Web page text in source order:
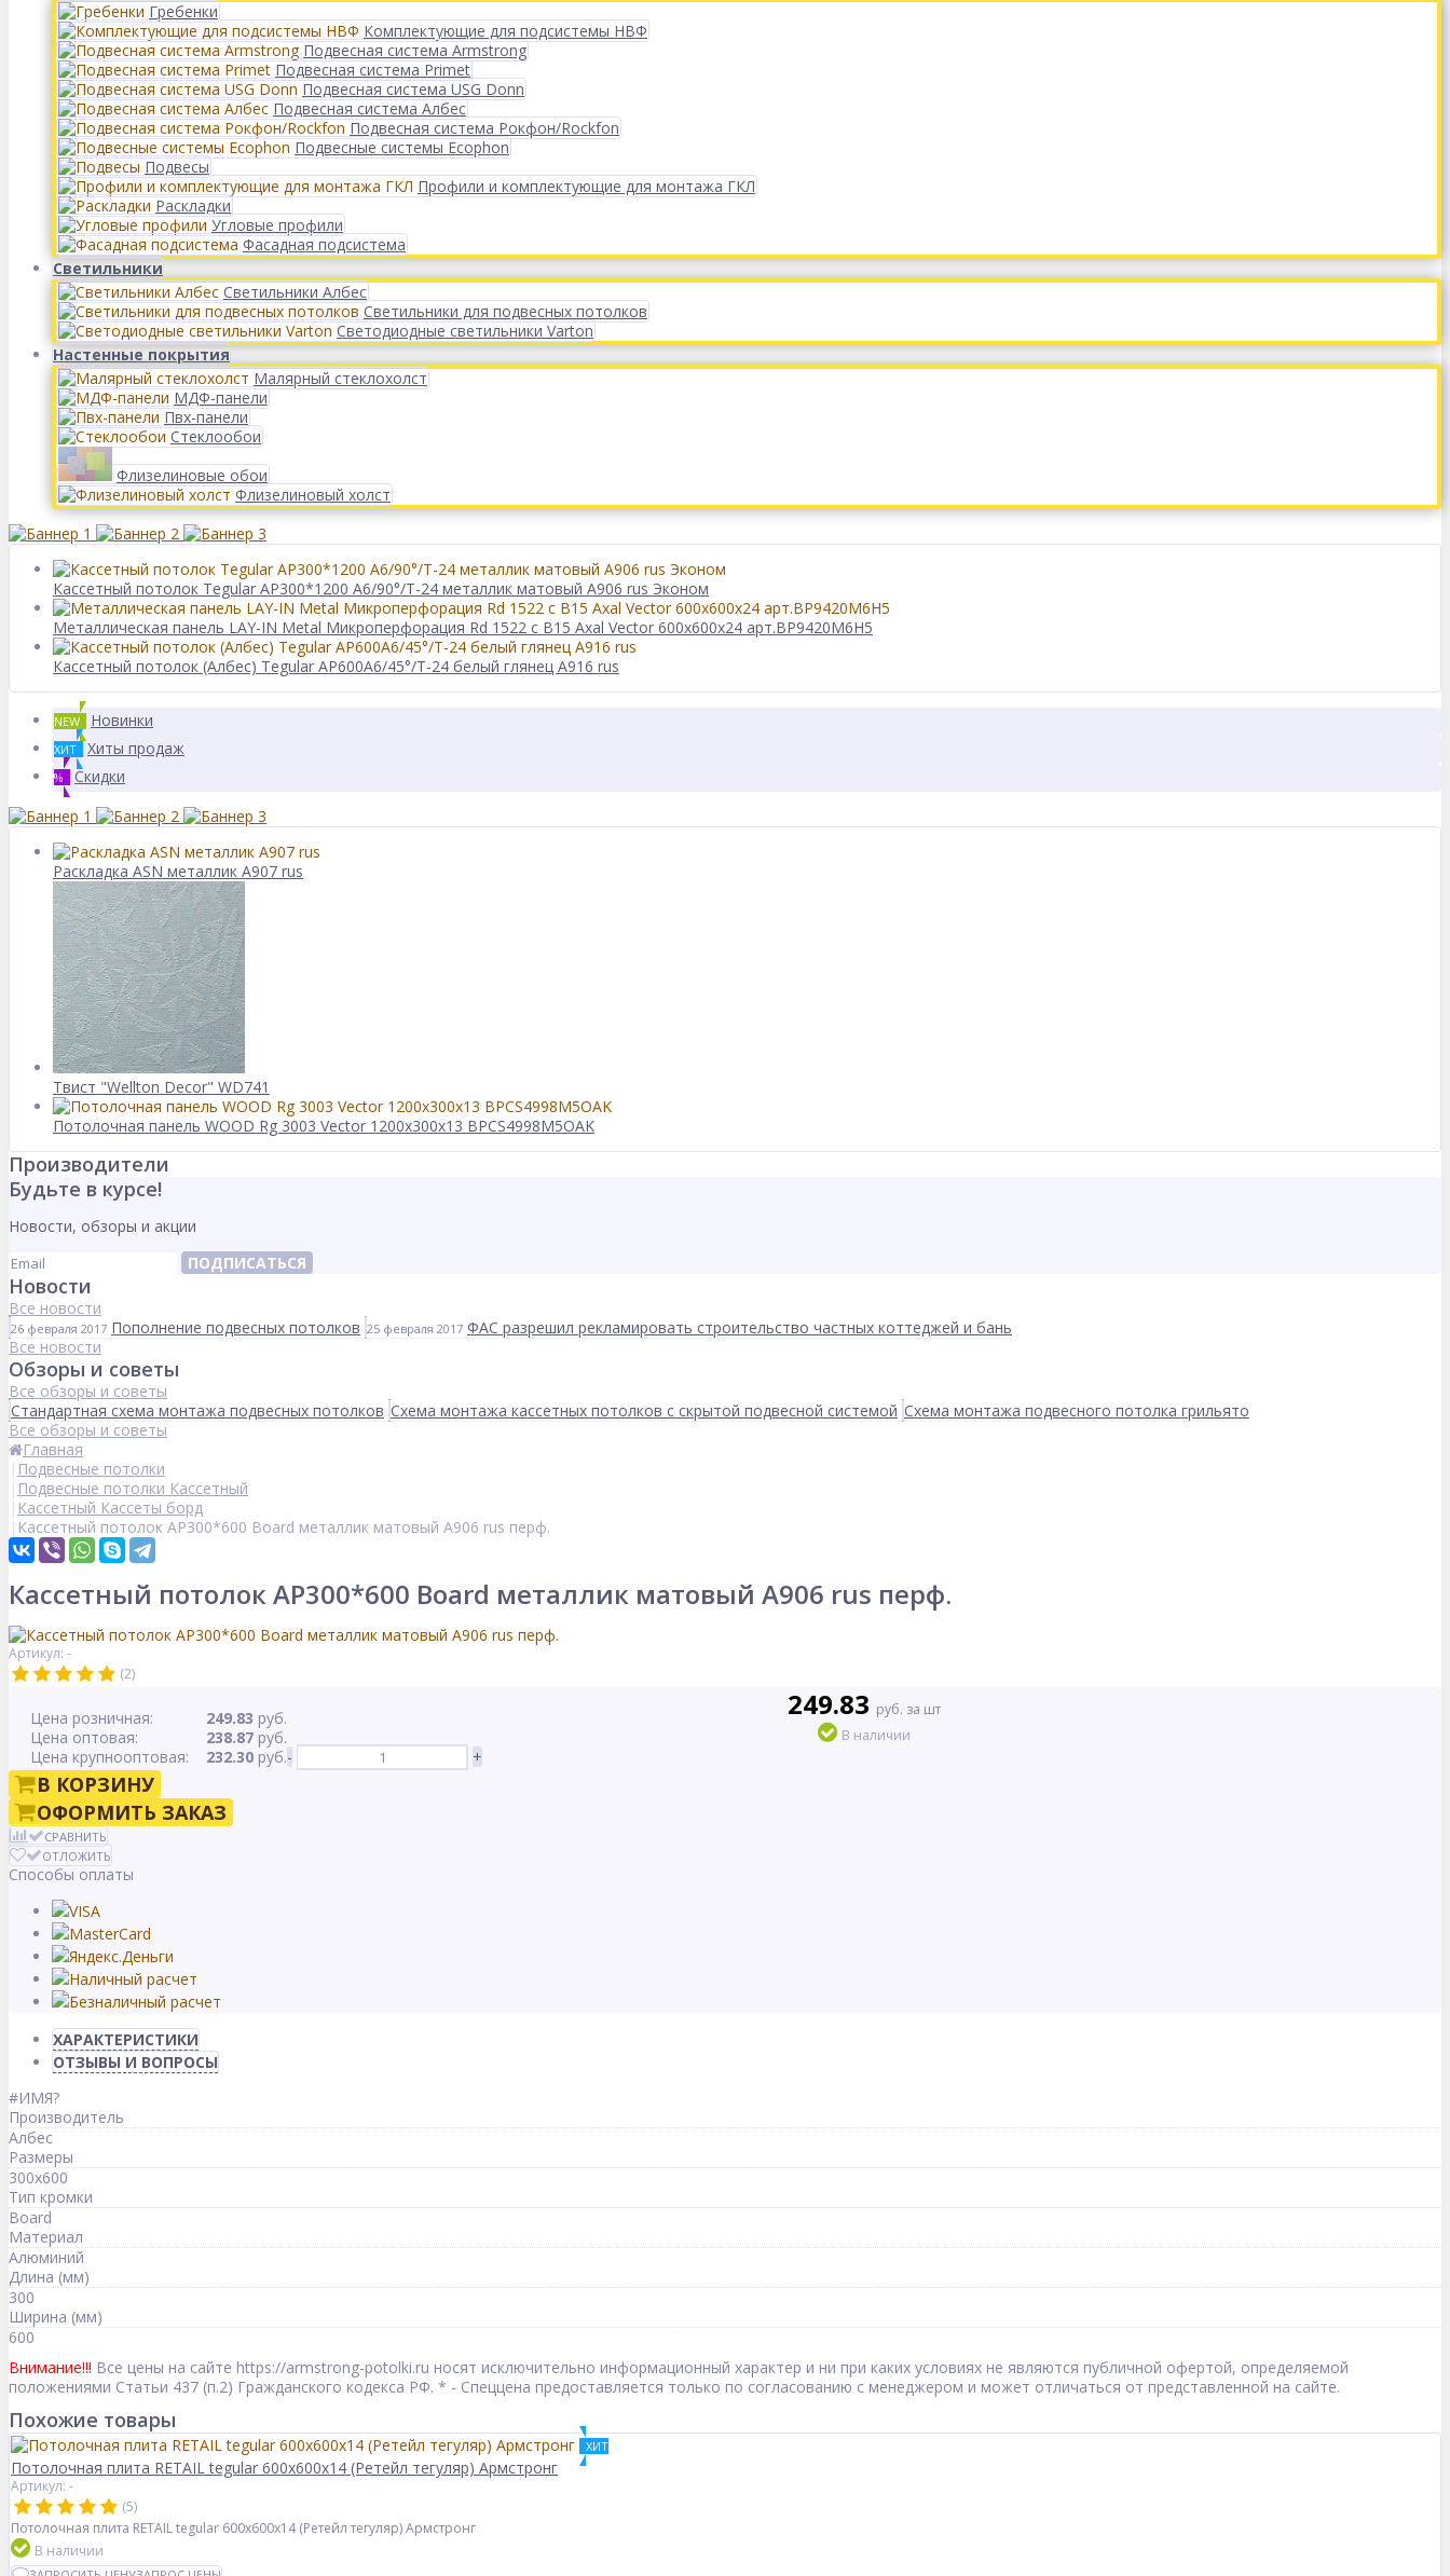
Гребенки
Комплектующие для подсистемы НВФ
Подвесная система Armstrong
Подвесная система Primet
Подвесная система USG Donn
Подвесная система Албес
Подвесная система Рокфон/Rockfon
Подвесные системы Ecophon
Подвесы
Профили и комплектующие для монтажа ГКЛ
Раскладки
Угловые профили
Фасадная подсистема
Светильники
Светильники Албес
Светильники для подвесных потолков
Светодиодные светильники Varton
Настенные покрытия
Малярный стеклохолст
МДФ-панели
Пвх-панели
Стеклообои
Флизелиновые обои
Флизелиновый холст
Кассетный потолок Tegular AP300*1200 A6/90°/Т-24 металлик матовый А906 rus Эконом
Металлическая панель LAY-IN Metal Микроперфорация Rd 1522 с В15 Axal Vector 600x600x24 арт.BP9420M6H5
Кассетный потолок (Албес) Tegular AP600A6/45°/Т-24 белый глянец A916 rus
NEW Новинки
ХИТ Хиты продаж
% Скидки
Раскладка ASN металлик А907 rus
Твист "Wellton Decor" WD741
Потолочная панель WOOD Rg 3003 Vector 1200x300x13 BPCS4998M5OAK
Производители
Будьте в курсе!
Новости, обзоры и акции
ПОДПИСАТЬСЯ
Новости
Все новости
26 февраля 2017 Пополнение подвесных потолков 25 февраля 2017 ФАС разрешил рекламировать строительство частных коттеджей и бань
Все новости
Обзоры и советы
Все обзоры и советы
Стандартная схема монтажа подвесных потолков Схема монтажа кассетных потолков с скрытой подвесной системой Схема монтажа подвесного потолка грильято
Все обзоры и советы
Главная
Подвесные потолки
Подвесные потолки Кассетный
Кассетный Кассеты борд
Кассетный потолок AP300*600 Board металлик матовый А906 rus перф.
Кассетный потолок AP300*600 Board металлик матовый А906 rus перф.
Артикул: -
(2)
Цена розничная: 249.83 руб.
Цена оптовая:
238.87 руб.
Цена крупнооптовая:
232.30 руб.
249.83 руб. за шт
В наличии
- +
В КОРЗИНУ
ОФОРМИТЬ ЗАКАЗ
СРАВНИТЬ
ОТЛОЖИТЬ
Способы оплаты
ХАРАКТЕРИСТИКИ
ОТЗЫВЫ И ВОПРОСЫ
#ИМЯ?
Производитель
Албес
Размеры
300x600
Тип кромки
Board
Материал
Алюминий
Длина (мм)
300
Ширина (мм)
600
Внимание!!! Все цены на сайте https://armstrong-potolki.ru носят исключительно информационный характер и ни при каких условиях не являются публичной офертой, определяемой
положениями Статьи 437 (п.2) Гражданского кодекса РФ. * - Спеццена предоставляется только по согласованию с менеджером и может отличаться от представленной на сайте.
Похожие товары
ХИТ
Потолочная плита RETAIL tegular 600x600x14 (Ретейл тегуляр) Армстронг
Артикул: -
(5)
Потолочная плита RETAIL tegular 600x600x14 (Ретейл тегуляр) Армстронг
В наличии